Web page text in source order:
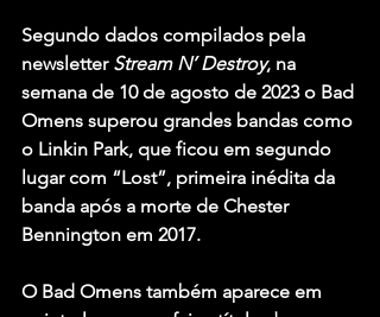
Segundo dados compilados pela
newsletter Stream N’ Destroy, na
semana de 10 de agosto de 2023 o Bad
Omens superou grandes bandas como
o Linkin Park, que ficou em segundo
lugar com “Lost”, primeira inédita da
banda após a morte de Chester
Bennington em 2017.
O Bad Omens também aparece em